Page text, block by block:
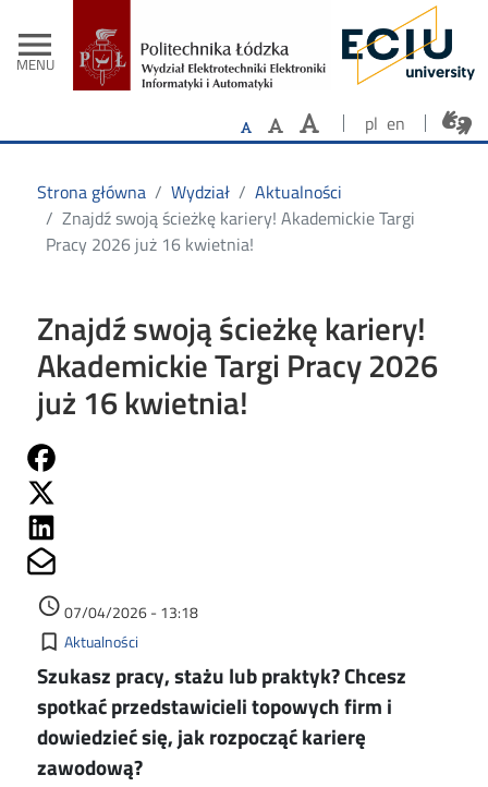
menu
MENU
- Strona
pl en
Strona główna Wydział
Aktualności
Znajdź swoją ścieżkę kariery! Akademickie Targi
Pracy 2026 już 16 kwietnia!
Znajdź swoją ścieżkę kariery!
Akademickie Targi Pracy 2026
już 16 kwietnia!
access_time 07/04/2026 - 13:18
bookmark_border Kategorie
Aktualności
Szukasz pracy, stażu lub praktyk? Chcesz
spotkać przedstawicieli topowych firm i
dowiedzieć się, jak rozpocząć karierę
zawodową?